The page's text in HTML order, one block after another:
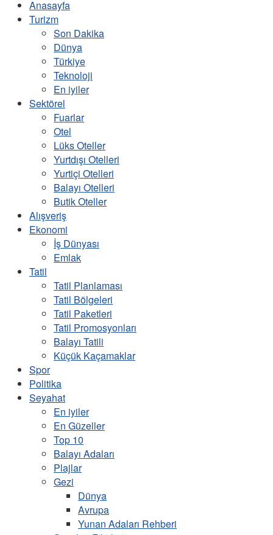
Anasayfa
Turizm
Son Dakika
Dünya
Türkiye
Teknoloji
En iyiler
Sektörel
Fuarlar
Otel
Lüks Oteller
Yurtdışı Otelleri
Yurtiçi Otelleri
Balayı Otelleri
Butik Oteller
Alışveriş
Ekonomi
İş Dünyası
Emlak
Tatil
Tatil Planlaması
Tatil Bölgeleri
Tatil Paketleri
Tatil Promosyonları
Balayı Tatili
Küçük Kaçamaklar
Spor
Politika
Seyahat
En iyiler
En Güzeller
Top 10
Balayı Adaları
Plajlar
Gezi
Dünya
Avrupa
Yunan Adaları Rehberi